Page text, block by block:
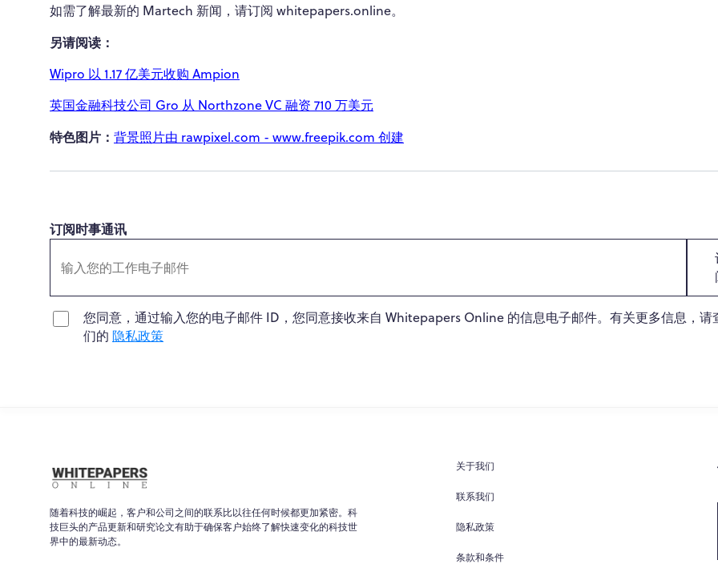
如需了解最新的 Martech 新闻，请订阅 whitepapers.online。
另请阅读：
Wipro 以 1.17 亿美元收购 Ampion
英国金融科技公司 Gro 从 Northzone VC 融资 710 万美元
特色图片： 背景照片由 rawpixel.com - www.freepik.com 创建
订阅时事通讯
您同意，通过输入您的电子邮件 ID，您同意接收来自 Whitepapers Online 的信息电子邮件。有关更多信息，请
们的 隐私政策
随着科技的崛起，客户和公司之间的联系比以往任何时候都更加紧密。科
技巨头的产品更新和研究论文有助于确保客户始终了解快速变化的科技世
界中的最新动态。
关于我们
联系我们
隐私政策
条款和条件